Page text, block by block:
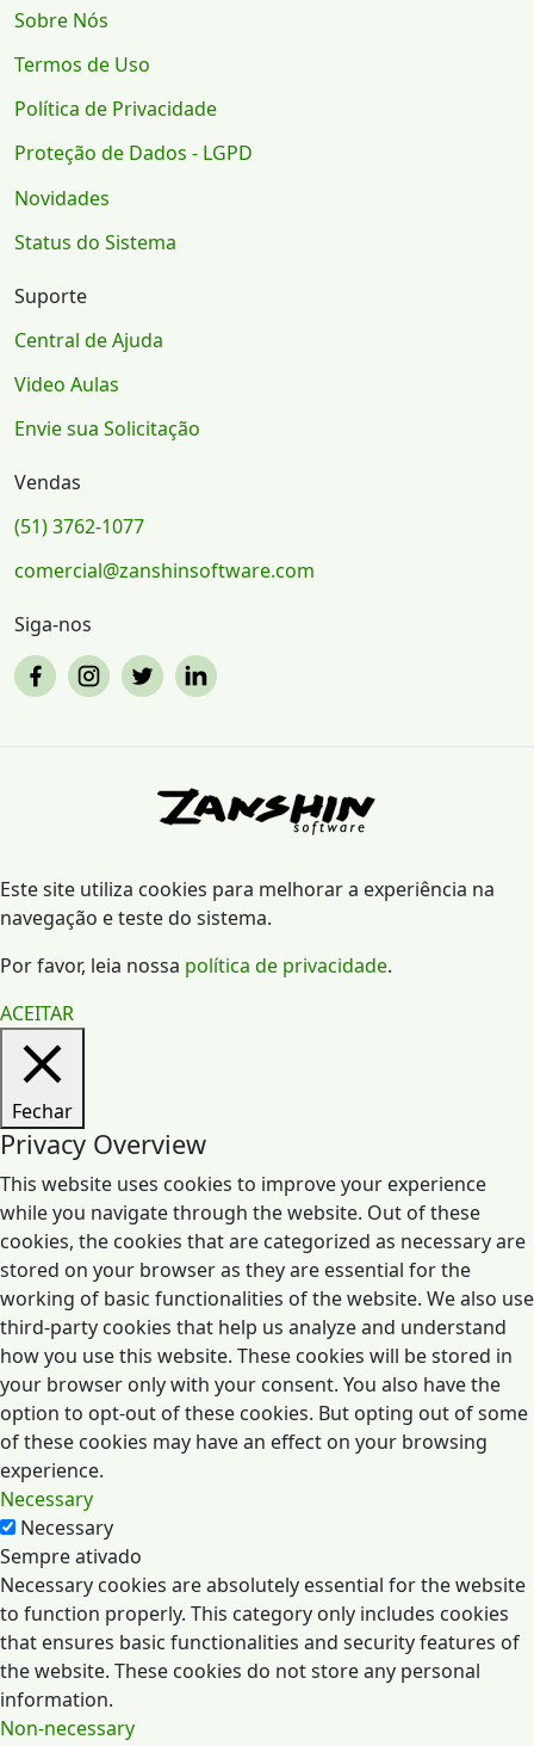
Sobre Nós
Termos de Uso
Política de Privacidade
Proteção de Dados - LGPD
Novidades
Status do Sistema
Suporte
Central de Ajuda
Video Aulas
Envie sua Solicitação
Vendas
(51) 3762-1077
comercial@zanshinsoftware.com
Siga-nos
Este site utiliza cookies para melhorar a experiência na
navegação e teste do sistema.
Por favor, leia nossa política de privacidade.
ACEITAR
Fechar
Privacy Overview
This website uses cookies to improve your experience
while you navigate through the website. Out of these
cookies, the cookies that are categorized as necessary are
stored on your browser as they are essential for the
working of basic functionalities of the website. We also use
third-party cookies that help us analyze and understand
how you use this website. These cookies will be stored in
your browser only with your consent. You also have the
option to opt-out of these cookies. But opting out of some
of these cookies may have an effect on your browsing
experience.
Necessary
Necessary
Sempre ativado
Necessary cookies are absolutely essential for the website
to function properly. This category only includes cookies
that ensures basic functionalities and security features of
the website. These cookies do not store any personal
information.
Non-necessary